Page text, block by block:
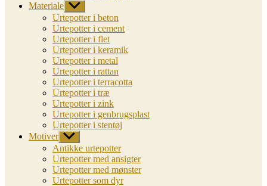
Materiale Vis
undermenu
Urtepotter i beton
Urtepotter i cement
Urtepotter i flet
Urtepotter i keramik
Urtepotter i metal
Urtepotter i rattan
Urtepotter i terracotta
Urtepotter i træ
Urtepotter i zink
Urtepotter i genbrugsplast
Urtepotter i stentøj
Motiver Vis
undermenu
Antikke urtepotter
Urtepotter med ansigter
Urtepotter med mønster
Urtepotter som dyr